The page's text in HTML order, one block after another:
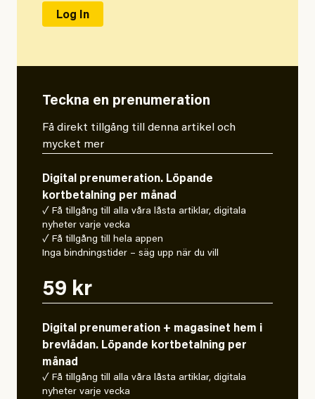
Teckna en prenumeration
Få direkt tillgång till denna artikel och
mycket mer
Digital prenumeration. Löpande
kortbetalning per månad
✓ Få tillgång till alla våra låsta artiklar, digitala
nyheter varje vecka
✓ Få tillgång till hela appen
Inga bindningstider – säg upp när du vill
59 kr
Digital prenumeration + magasinet hem i
brevlådan. Löpande kortbetalning per
månad
✓ Få tillgång till alla våra låsta artiklar, digitala
nyheter varje vecka